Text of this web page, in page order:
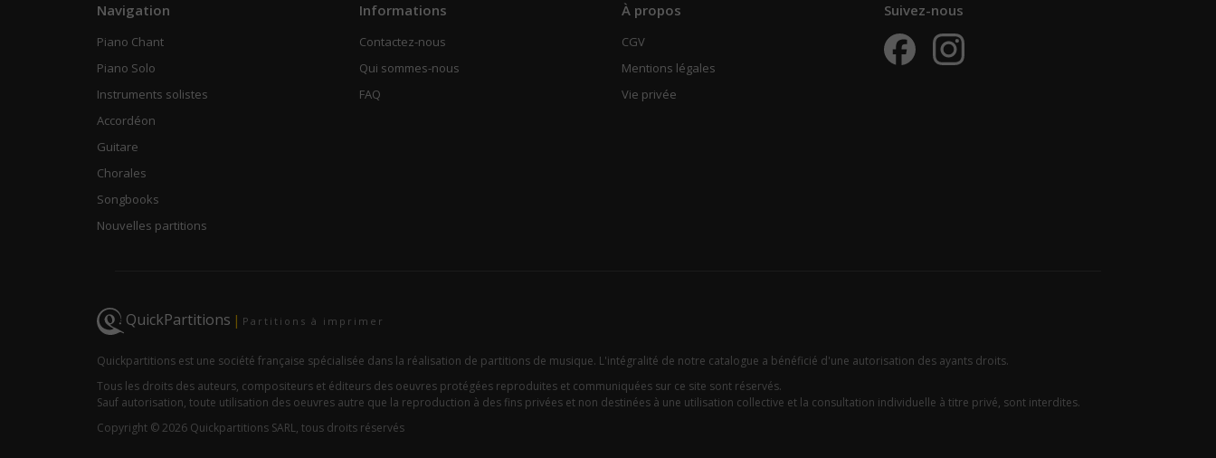
Navigation
Piano Chant
Piano Solo
Instruments solistes
Accordéon
Guitare
Chorales
Songbooks
Nouvelles partitions
Informations
Contactez-nous
Qui sommes-nous
FAQ
À propos
CGV
Mentions légales
Vie privée
Suivez-nous
QuickPartitions | Partitions à imprimer
Quickpartitions est une société française spécialisée dans la réalisation de partitions de musique. L'intégralité de notre catalogue a bénéficié d'une autorisation des ayants droits.
Tous les droits des auteurs, compositeurs et éditeurs des oeuvres protégées reproduites et communiquées sur ce site sont réservés.
Sauf autorisation, toute utilisation des oeuvres autre que la reproduction à des fins privées et non destinées à une utilisation collective et la consultation individuelle à titre privé, sont interdites.
Copyright © 2026 Quickpartitions SARL, tous droits réservés